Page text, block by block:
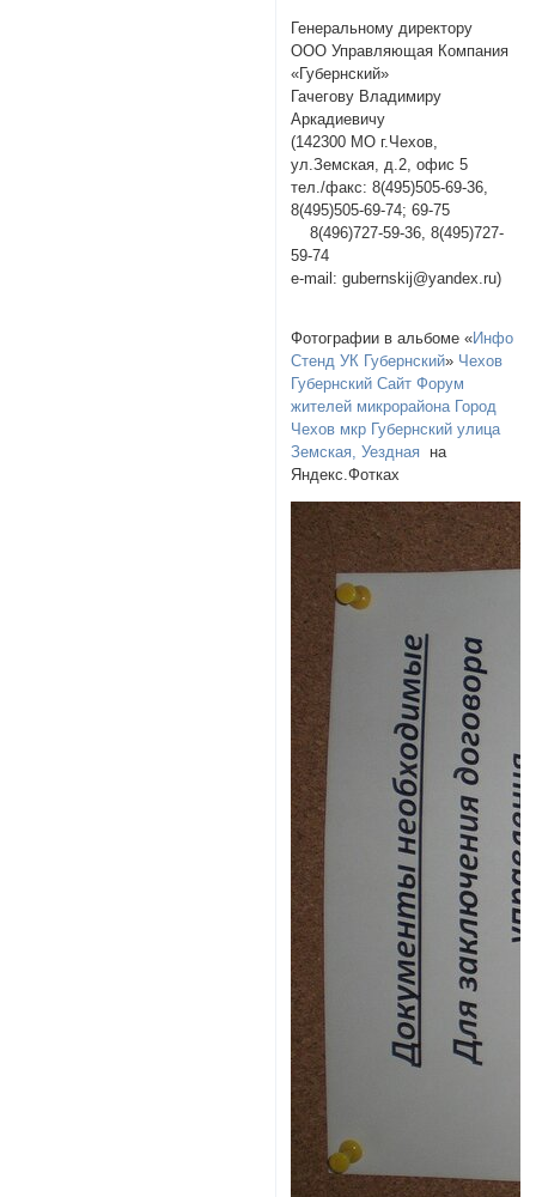
Генеральному директору
ООО Управляющая Компания
«Губернский»
Гачегову Владимиру
Аркадиевичу
(142300 МО г.Чехов,
ул.Земская, д.2, офис 5
тел./факс: 8(495)505-69-36,
8(495)505-69-74; 69-75
8(496)727-59-36, 8(495)727-
59-74
e-mail: gubernskij@yandex.ru)
Фотографии в альбоме «Инфо
Стенд УК Губернский» Чехов
Губернский Сайт Форум
жителей микрорайона Город
Чехов мкр Губернский улица
Земская, Уездная на
Яндекс.Фотках